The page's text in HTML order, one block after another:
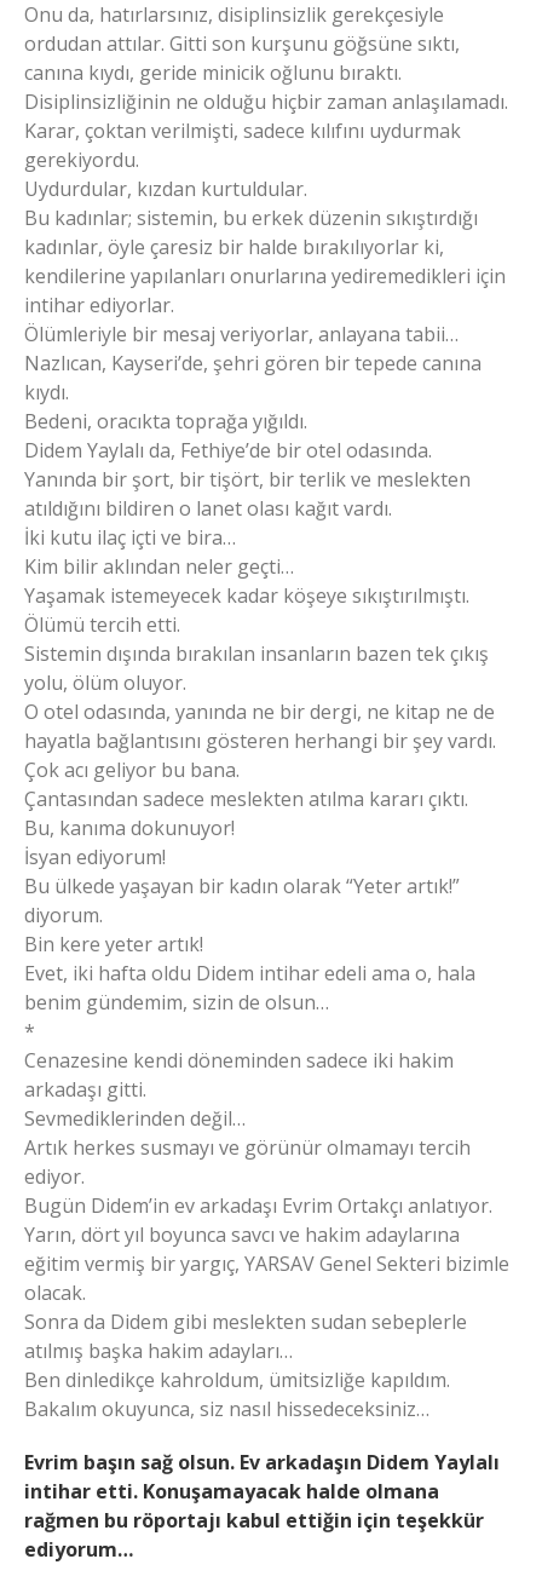
Onu da, hatırlarsınız, disiplinsizlik gerekçesiyle
ordudan attılar. Gitti son kurşunu göğsüne sıktı,
canına kıydı, geride minicik oğlunu bıraktı.
Disiplinsizliğinin ne olduğu hiçbir zaman anlaşılamadı.
Karar, çoktan verilmişti, sadece kılıfını uydurmak
gerekiyordu.
Uydurdular, kızdan kurtuldular.
Bu kadınlar; sistemin, bu erkek düzenin sıkıştırdığı
kadınlar, öyle çaresiz bir halde bırakılıyorlar ki,
kendilerine yapılanları onurlarına yediremedikleri için
intihar ediyorlar.
Ölümleriyle bir mesaj veriyorlar, anlayana tabii…
Nazlıcan, Kayseri’de, şehri gören bir tepede canına
kıydı.
Bedeni, oracıkta toprağa yığıldı.
Didem Yaylalı da, Fethiye’de bir otel odasında.
Yanında bir şort, bir tişört, bir terlik ve meslekten
atıldığını bildiren o lanet olası kağıt vardı.
İki kutu ilaç içti ve bira…
Kim bilir aklından neler geçti…
Yaşamak istemeyecek kadar köşeye sıkıştırılmıştı.
Ölümü tercih etti.
Sistemin dışında bırakılan insanların bazen tek çıkış
yolu, ölüm oluyor.
O otel odasında, yanında ne bir dergi, ne kitap ne de
hayatla bağlantısını gösteren herhangi bir şey vardı.
Çok acı geliyor bu bana.
Çantasından sadece meslekten atılma kararı çıktı.
Bu, kanıma dokunuyor!
İsyan ediyorum!
Bu ülkede yaşayan bir kadın olarak “Yeter artık!”
diyorum.
Bin kere yeter artık!
Evet, iki hafta oldu Didem intihar edeli ama o, hala
benim gündemim, sizin de olsun…
*
Cenazesine kendi döneminden sadece iki hakim
arkadaşı gitti.
Sevmediklerinden değil…
Artık herkes susmayı ve görünür olmamayı tercih
ediyor.
Bugün Didem’in ev arkadaşı Evrim Ortakçı anlatıyor.
Yarın, dört yıl boyunca savcı ve hakim adaylarına
eğitim vermiş bir yargıç, YARSAV Genel Sekteri bizimle
olacak.
Sonra da Didem gibi meslekten sudan sebeplerle
atılmış başka hakim adayları…
Ben dinledikçe kahroldum, ümitsizliğe kapıldım.
Bakalım okuyunca, siz nasıl hissedeceksiniz…
Evrim başın sağ olsun. Ev arkadaşın Didem Yaylalı
intihar etti. Konuşamayacak halde olmana
rağmen bu röportajı kabul ettiğin için teşekkür
ediyorum…